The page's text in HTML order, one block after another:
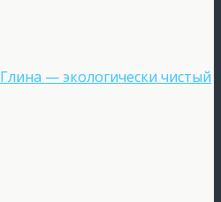
Глина — экологически чистый